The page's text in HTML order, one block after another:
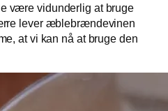
være vidunderlig at bruge
lever æblebrændevinen
at vi kan nå at bruge den